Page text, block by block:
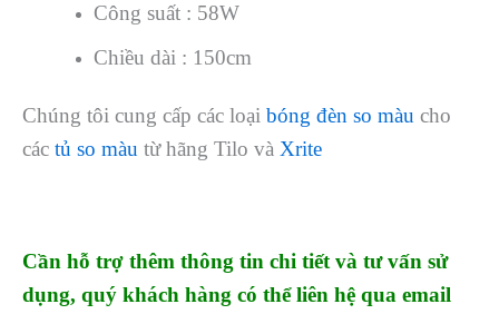
Công suất : 58W
Chiều dài : 150cm
Chúng tôi cung cấp các loại bóng đèn so màu cho
các tủ so màu từ hãng Tilo và Xrite
Cần hỗ trợ thêm thông tin chi tiết và tư vấn sử
dụng, quý khách hàng có thể liên hệ qua email